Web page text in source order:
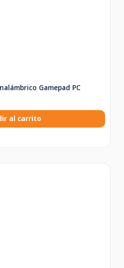
Gamepad PC
al carrito